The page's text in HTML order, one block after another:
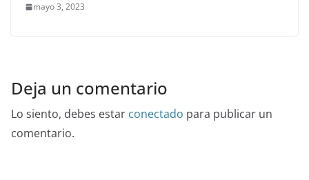
mayo 3, 2023
Deja un comentario
Lo siento, debes estar conectado para publicar un
comentario.